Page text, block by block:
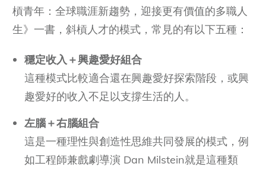
槓青年：全球職涯新趨勢，迎接更有價值的多職人
生》一書，斜槓人才的模式，常見的有以下五種：
穩定收入＋興趣愛好組合
這種模式比較適合還在興趣愛好探索階段，或興
趣愛好的收入不足以支撐生活的人。
左腦＋右腦組合
這是一種理性與創造性思維共同發展的模式，例
如工程師兼戲劇導演 Dan Milstein就是這種類